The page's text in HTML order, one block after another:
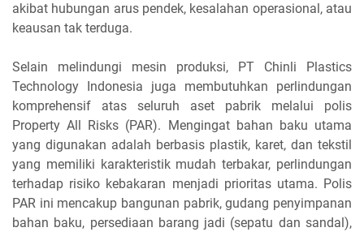
akibat hubungan arus pendek, kesalahan operasional, atau
keausan tak terduga.
Selain melindungi mesin produksi, PT Chinli Plastics
Technology Indonesia juga membutuhkan perlindungan
komprehensif atas seluruh aset pabrik melalui polis
Property All Risks (PAR). Mengingat bahan baku utama
yang digunakan adalah berbasis plastik, karet, dan tekstil
yang memiliki karakteristik mudah terbakar, perlindungan
terhadap risiko kebakaran menjadi prioritas utama. Polis
PAR ini mencakup bangunan pabrik, gudang penyimpanan
bahan baku, persediaan barang jadi (sepatu dan sandal),